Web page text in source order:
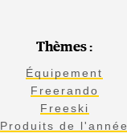
Thèmes :
Équipement
Freerando
Freeski
Produits de l'année